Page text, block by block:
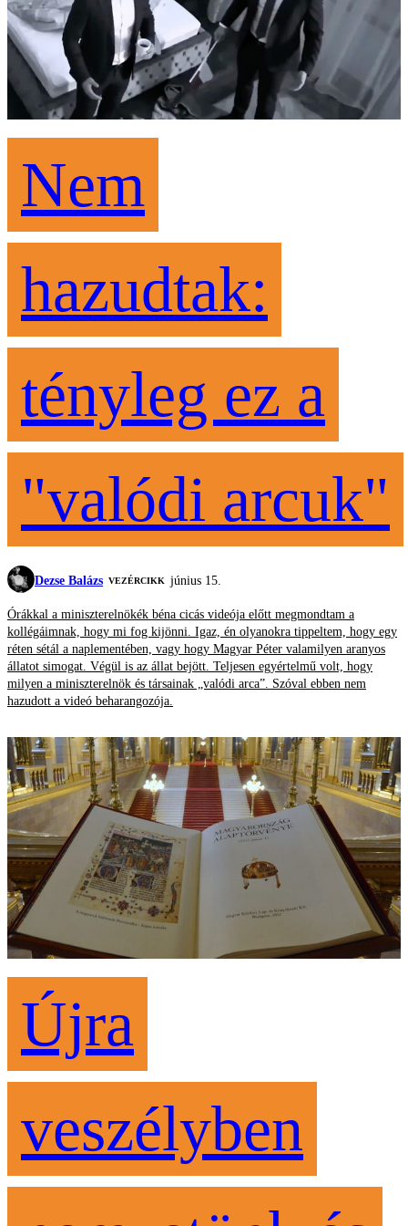
Nem
hazudtak:
tényleg ez a
"valódi arcuk"
Dezse Balázs VEZÉRCIKK június 15.
Órákkal a miniszterelnökék béna cicás videója előtt megmondtam a
kollégáimnak, hogy mi fog kijönni. Igaz, én olyanokra tippeltem, hogy egy
réten sétál a naplementében, vagy hogy Magyar Péter valamilyen aranyos
állatot simogat. Végül is az állat bejött. Teljesen egyértelmű volt, hogy
milyen a miniszterelnök és társainak „valódi arca”. Szóval ebben nem
hazudott a videó beharangozója.
Újra
veszélyben